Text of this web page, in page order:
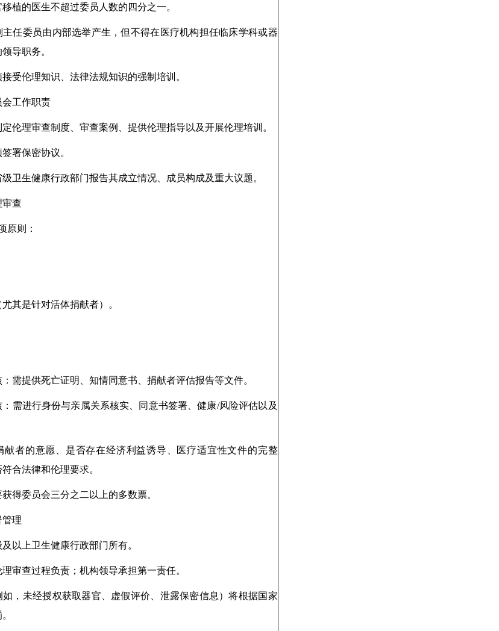
植的医生不超过委员人数的四分之一。
主任委员由内部选举产生，但不得在医疗机构担任临床学科或器
导职务。
受伦理知识、法律法规知识的强制培训。
工作职责
伦理审查制度、审查案例、提供伦理指导以及开展伦理培训。
署保密协议。
卫生健康行政部门报告其成立情况、成员构成及重大议题。
审查
原则：
其是针对活体捐献者）。
需提供死亡证明、知情同意书、捐献者评估报告等文件。
需进行身份与亲属关系核实、同意书签署、健康/风险评估以及
献者的意愿、是否存在经济利益诱导、医疗适宜性文件的完整
合法律和伦理要求。
得委员会三分之二以上的多数票。
管理
以上卫生健康行政部门所有。
审查过程负责；机构领导承担第一责任。
如，未经授权获取器官、虚假评价、泄露保密信息）将根据国家